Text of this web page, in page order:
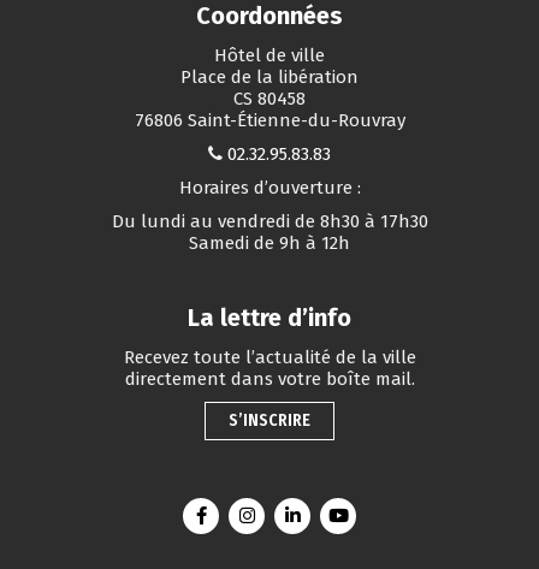
Coordonnées
Hôtel de ville
Place de la libération
CS 80458
76806 Saint-Étienne-du-Rouvray
02.32.95.83.83
Horaires d’ouverture :
Du lundi au vendredi de 8h30 à 17h30
Samedi de 9h à 12h
La lettre d’info
Recevez toute l’actualité de la ville
directement dans votre boîte mail.
S’INSCRIRE
Lien vers le compte Facebook
Lien vers le compte Instagram
Lien vers le compte Linkedin
Lien vers la chaîne